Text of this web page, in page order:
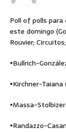
Poll of polls para
este domingo
Rouvier;
•Bullrich-
•Kirchner-Taiana
•Massa-Stolbizer
•Randazzo-